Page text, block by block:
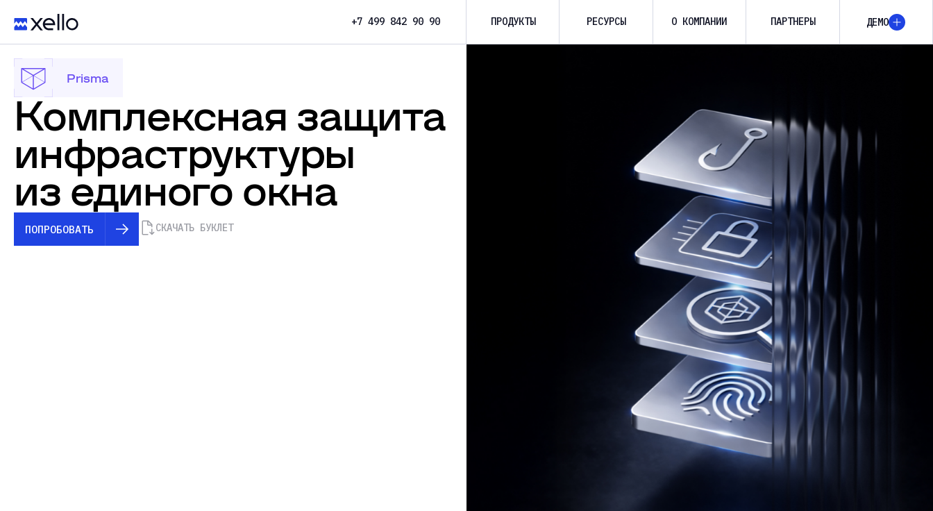
+7 499 842 90 90 ПРОДУКТЫ РЕСУРСЫ О КОМПАНИИ ПАРТНЕРЫ ДЕМО
Prisma
Комплексная защита
инфраструктуры
из единого окна
ПОПРОБОВАТЬ СКАЧАТЬ БУКЛЕТ